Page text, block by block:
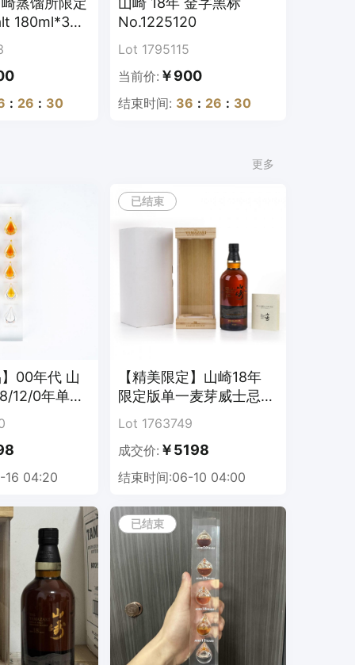
180ml*3支
: 26 : 29
No.1225120
Lot 1795115
当前价: ￥900
结束时间: 36 : 26 : 29
更多
00年代 山
12/0年单一
件 43%
16 04:20
已结束
【精美限定】山崎18年
限定版单一麦芽威士忌
43% 700ml
Lot 1763749
成交价: ￥5198
结束时间:06-10 04:00
已结束